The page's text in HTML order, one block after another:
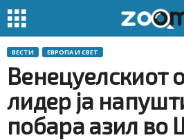
ВЕСТИ ЕВРОПА И СВЕТ
Венецуелскиот
лидер ја
побара азил во